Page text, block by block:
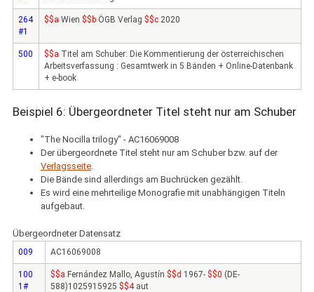
264
#1
$$a Wien $$b ÖGB Verlag $$c 2020
500 $$a Titel am Schuber: Die Kommentierung der österreichischen
Arbeitsverfassung : Gesamtwerk in 5 Bänden + Online-Datenbank
+ e-book
Beispiel 6: Übergeordneter Titel steht nur am Schuber
"The Nocilla trilogy" - AC16069008
Der übergeordnete Titel steht nur am Schuber bzw. auf der
Verlagsseite.
Die Bände sind allerdings am Buchrücken gezählt.
Es wird eine mehrteilige Monografie mit unabhängigen Titeln
aufgebaut.
Übergeordneter Datensatz
009 AC16069008
100
1#
$$a Fernández Mallo, Agustín $$d 1967- $$0 (DE-
588)1025915925 $$4aut